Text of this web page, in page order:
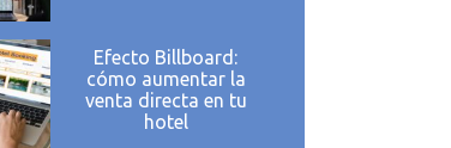
Efecto Billboard:
cómo aumentar la
venta directa en tu
hotel